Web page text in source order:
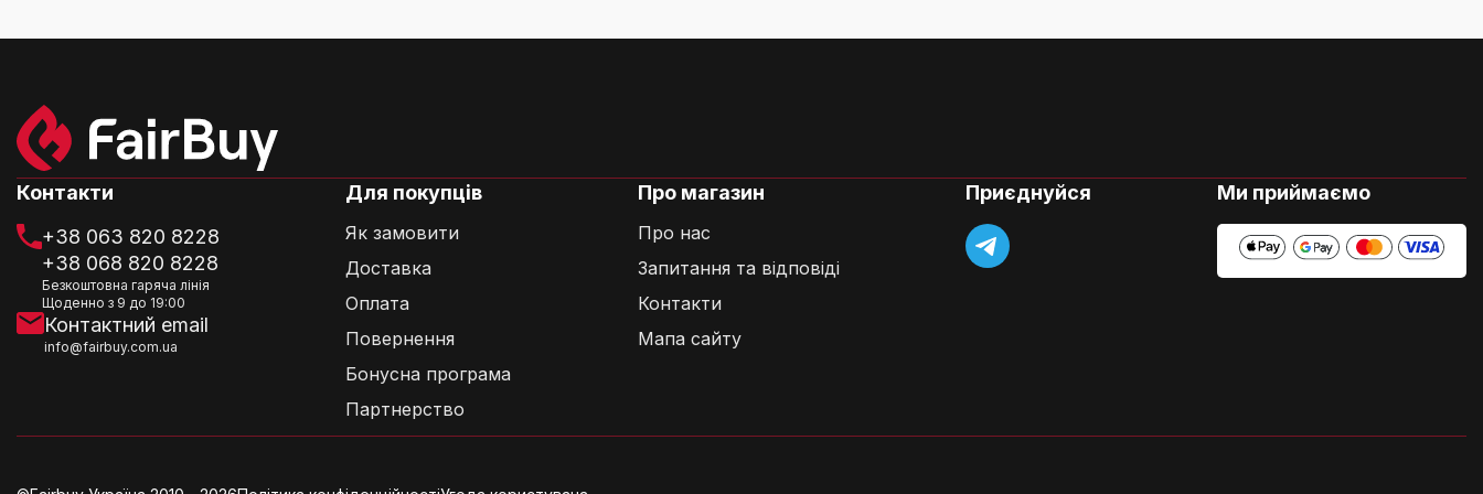
Категорія:
Хто є виробником цього сейфа?
Чи є в сейфі м'які внутрішні стінки?
Який тип блокування використовується у сейфі?
Контакти
+38 063 820 8228
+38 068 820 8228
Безкоштовна гаряча лінія
Щоденно з 9 до 19:00
Контактний email
info@fairbuy.com.ua
Для покупців
Як замовити
Доставка
Оплата
Повернення
Бонусна програма
Партнерство
Про магазин
Про нас
Запитання та відповіді
Контакти
Мапа сайту
Приєднуйся Ми приймаємо